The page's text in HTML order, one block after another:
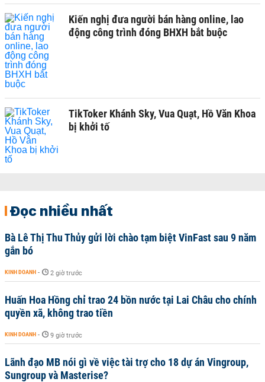
Kiến nghị đưa người bán hàng online, lao
động công trình đóng BHXH bắt buộc
TikToker Khánh Sky, Vua Quạt, Hồ Văn Khoa
bị khởi tố
Đọc nhiều nhất
Bà Lê Thị Thu Thủy gửi lời chào tạm biệt VinFast sau 9 năm
gắn bó
KINH DOANH - 2 giờ trước
Huấn Hoa Hồng chỉ trao 24 bồn nước tại Lai Châu cho chính
quyền xã, không trao tiền
KINH DOANH - 9 giờ trước
Lãnh đạo MB nói gì về việc tài trợ cho 18 dự án Vingroup,
Sungroup và Masterise?